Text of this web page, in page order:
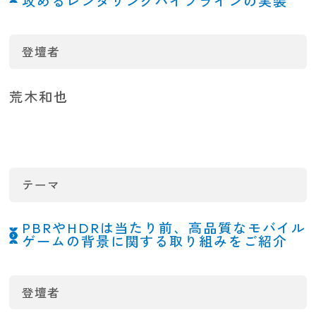
登壇者
荒木和也
テーマ
PBRやHDRは当たり前、高品質なモバイル
ゲームの背景に関する取り組みをご紹介
登壇者